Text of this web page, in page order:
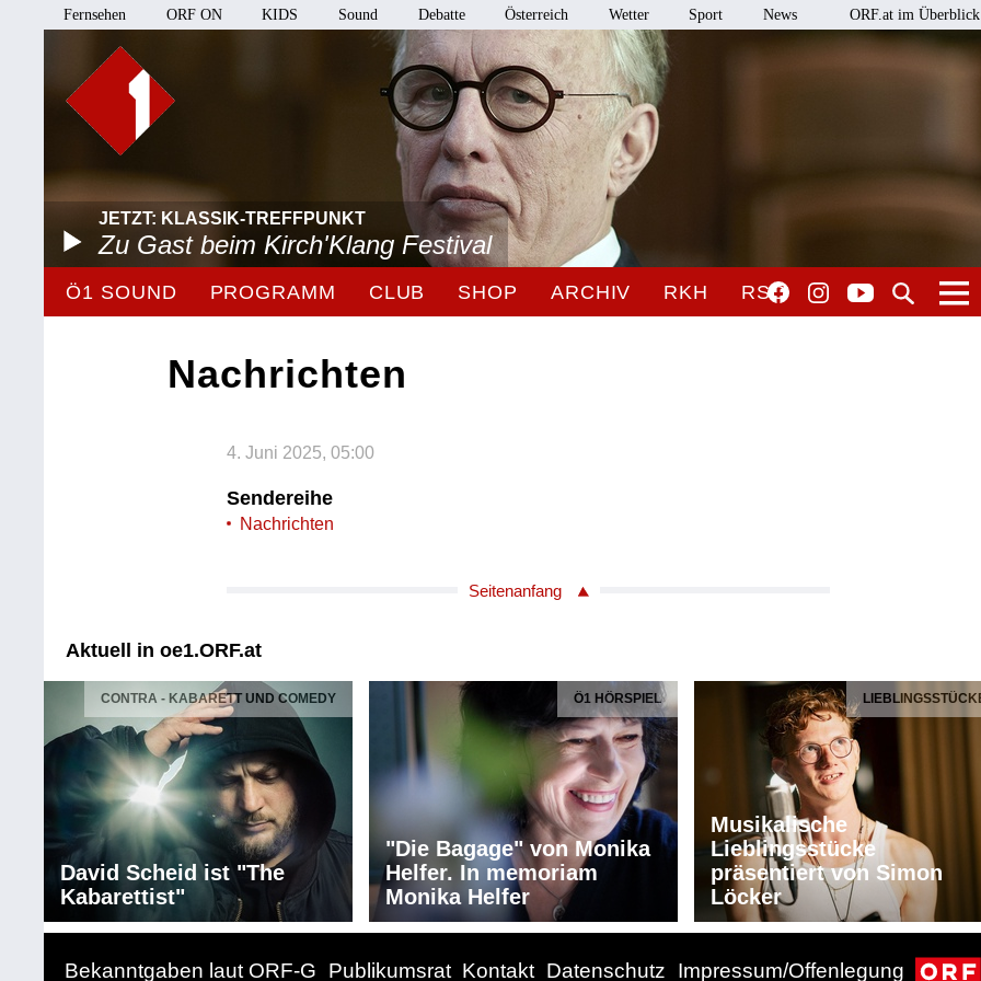
Fernsehen ORF ON KIDS Sound Debatte Österreich Wetter Sport News ORF.at im Überblick
JETZT: KLASSIK-TREFFPUNKT
Zu Gast beim Kirch'Klang Festival
Ö1 SOUND PROGRAMM CLUB SHOP ARCHIV RKH RSO
Nachrichten
4. Juni 2025, 05:00
Sendereihe
Nachrichten
Seitenanfang
Aktuell in oe1.ORF.at
CONTRA - KABARETT UND COMEDY
David Scheid ist "The
Kabarettist"
Ö1 HÖRSPIEL
"Die Bagage" von Monika
Helfer. In memoriam
Monika Helfer
Musikalische
Lieblingsstücke
präsentiert von Simon
Löcker
Bekanntgaben laut ORF-G Publikumsrat Kontakt Datenschutz Impressum/Offenlegung